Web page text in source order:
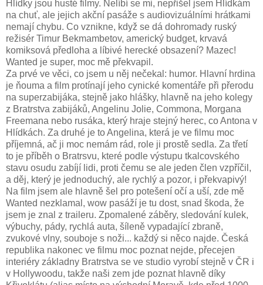
Hlídky jsou husté filmy. Nelíbí se mi, nepřišel jsem Hlídkám
na chuť, ale jejich akční pasáže s audiovizuálními hrátkami
nemají chybu. Co vznikne, když se dá dohromady ruský
režisér Timur Bekmambetov, americký budget, krvavá
komiksová předloha a líbivé herecké obsazení? Mazec!
Wanted je super, moc mě překvapil.
Za prvé ve věci, co jsem u něj nečekal: humor. Hlavní hrdina
je ňouma a film protínají jeho cynické komentáře při přerodu
na superzabijáka, stejně jako hlášky, hlavně na jeho kolegy
z Bratrstva zabijáků, Angelinu Jolie, Commona, Morgana
Freemana nebo rusáka, který hraje stejný herec, co Antona v
Hlídkách. Za druhé je to Angelina, která je ve filmu moc
příjemná, ač ji moc nemám rád, role ji prostě sedla. Za třetí
to je příběh o Bratrsvu, které podle výstupu tkalcovského
stavu osudu zabíjí lidi, proti čemu se ale jeden člen vzpříčil,
a děj, který je jednoduchý, ale rychlý a pozor, i překvapivý!
Na film jsem ale hlavně šel pro potešení očí a uší, zde mě
Wanted nezklamal, wow pasáží je tu dost, snad škoda, že
jsem je znal z traileru. Zpomalené záběry, sledování kulek,
výbuchy, pády, rychlá auta, šíleně vypadající zbraně,
zvukové vlny, souboje s noži... každý si něco najde. Česká
republika nakonec ve filmu moc poznat nejde, přecejen
interiéry základny Bratrstva se ve studio vyrobí stejně v ČR i
v Hollywoodu, takže naši zem jde poznat hlavně díky